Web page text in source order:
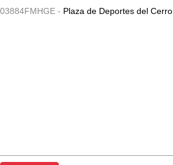
03884FMHGE - Plaza de Deportes del Cerro.